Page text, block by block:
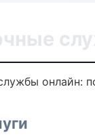
онлайн: